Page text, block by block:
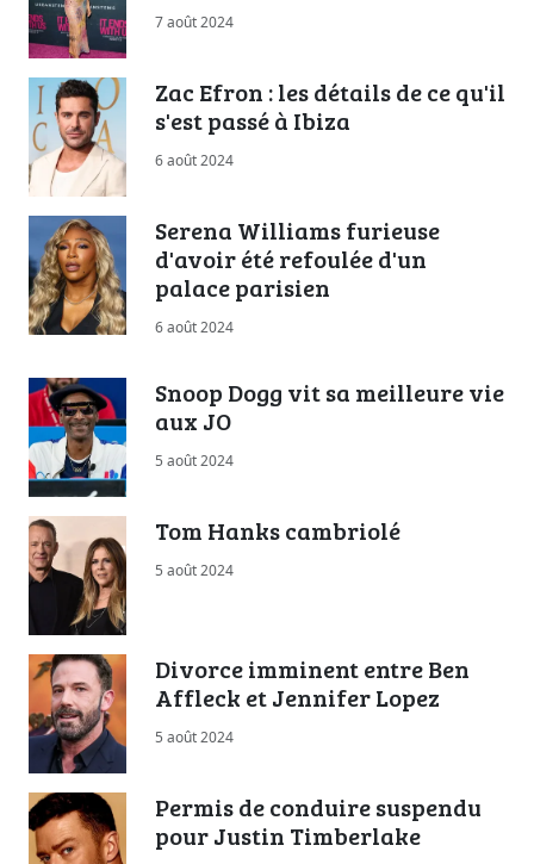
7 août 2024
Zac Efron : les détails de ce qu'il
s'est passé à Ibiza
6 août 2024
Serena Williams furieuse
d'avoir été refoulée d'un
palace parisien
6 août 2024
Snoop Dogg vit sa meilleure vie
aux JO
5 août 2024
Tom Hanks cambriolé
5 août 2024
Divorce imminent entre Ben
Affleck et Jennifer Lopez
5 août 2024
Permis de conduire suspendu
pour Justin Timberlake